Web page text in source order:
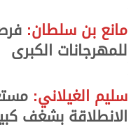
مانع بن سلطان:
للمهرجانات الكبرى
سليم الغيلاني:
الانطلاقة بشغف